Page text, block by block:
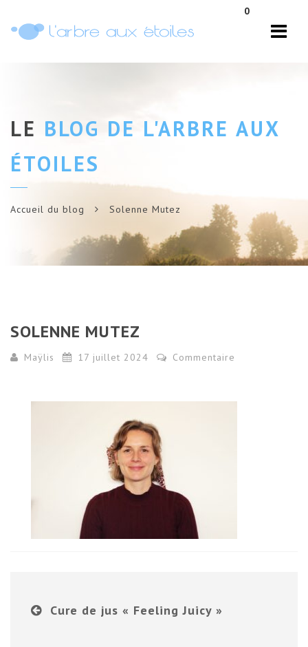
0
LE BLOG DE L'ARBRE AUX
ÉTOILES
Accueil du blog Solenne Mutez
SOLENNE MUTEZ
Maÿlis 17 juillet 2024 Commentaire
Cure de jus « Feeling Juicy »